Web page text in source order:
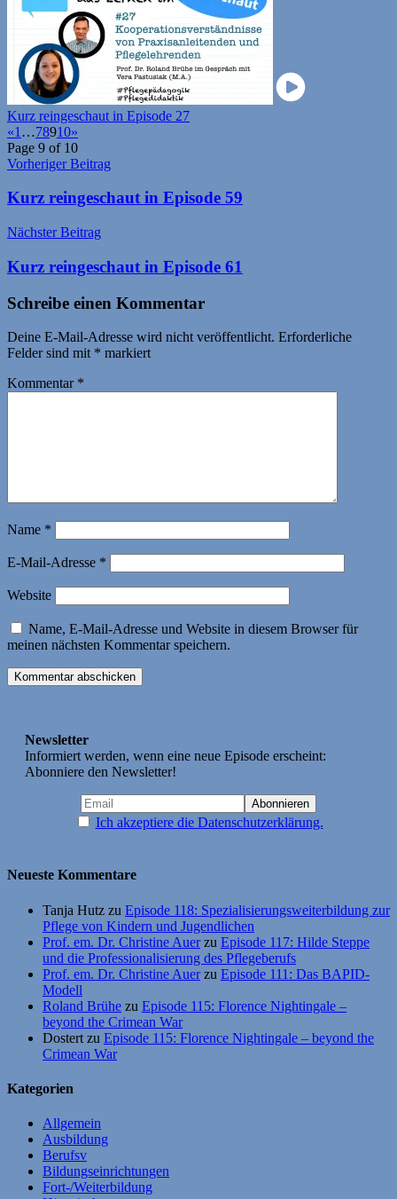
Kurz reingeschaut in Episode 27
«1 …78910»
Page 9 of 10
Beitragsnavigation
Vorheriger Beitrag
Kurz reingeschaut in Episode 59
Nächster Beitrag
Kurz reingeschaut in Episode 61
Schreibe einen Kommentar
Deine E-Mail-Adresse wird nicht veröffentlicht. Erforderliche
Felder sind mit * markiert
Kommentar *
Name *
E-Mail-Adresse *
Website
Name, E-Mail-Adresse und Website in diesem Browser für
meinen nächsten Kommentar speichern.
Newsletter
Informiert werden, wenn eine neue Episode erscheint:
Abonniere den Newsletter!
Ich akzeptiere die Datenschutzerklärung.
Neueste Kommentare
Tanja Hutz zu Episode 118: Spezialisierungsweiterbildung zur
Pflege von Kindern und Jugendlichen
Prof. em. Dr. Christine Auerzu Episode 117: Hilde Steppe
und die Professionalisierung des Pflegeberufs
Prof. em. Dr. Christine Auerzu Episode 111: Das BAPID-
Modell
Roland Brühe zu Episode 115: Florence Nightingale –
beyond the Crimean War
Dostert zu Episode 115: Florence Nightingale – beyond the
Crimean War
Kategorien
Allgemein
Ausbildung
Berufsv
Bildungseinrichtungen
Fort-/Weiterbildung